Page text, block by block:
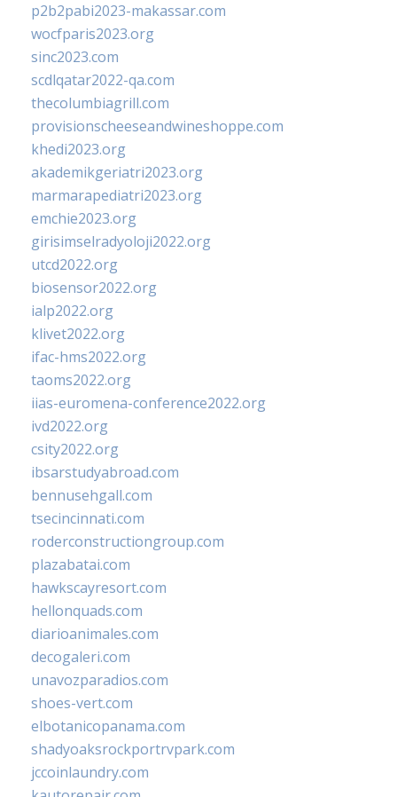
p2b2pabi2023-makassar.com
wocfparis2023.org
sinc2023.com
scdlqatar2022-qa.com
thecolumbiagrill.com
provisionscheeseandwineshoppe.com
khedi2023.org
akademikgeriatri2023.org
marmarapediatri2023.org
emchie2023.org
girisimselradyoloji2022.org
utcd2022.org
biosensor2022.org
ialp2022.org
klivet2022.org
ifac-hms2022.org
taoms2022.org
iias-euromena-conference2022.org
ivd2022.org
csity2022.org
ibsarstudyabroad.com
bennusehgall.com
tsecincinnati.com
roderconstructiongroup.com
plazabatai.com
hawkscayresort.com
hellonquads.com
diarioanimales.com
decogaleri.com
unavozparadios.com
shoes-vert.com
elbotanicopanama.com
shadyoaksrockportrvpark.com
jccoinlaundry.com